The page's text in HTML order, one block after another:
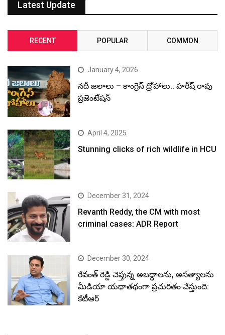
Latest Update
RECENT POPULAR COMMON
January 4, 2026
నదీ జలాలు – కాంగ్రెస్ ద్రోహాలు.. హరీష్ రావు
ప్రజెంటేషన్
April 4, 2025
Stunning clicks of rich wildlife in HCU
December 31, 2024
Revanth Reddy, the CM with most
criminal cases: ADR Report
December 30, 2024
రేవంత్ రెడ్డి చెప్తున్న అబద్ధాలను, అసత్యాలను
మీడియా యథాతథంగా ప్రచురితం చేస్తుంది:
కేటీఆర్